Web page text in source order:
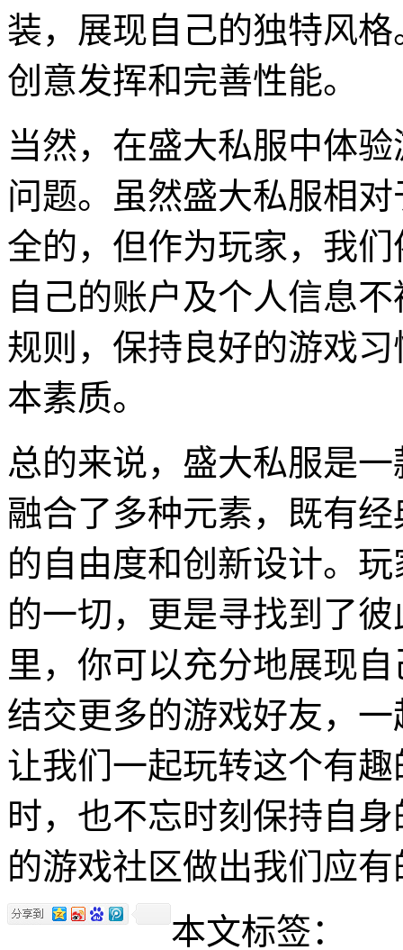
装，展现自己的独特风
创意发挥和完善性能。
当然，在盛大私服中体
问题。虽然盛大私服相
全的，但作为玩家，我
自己的账户及个人信息
规则，保持良好的游戏
本素质。
总的来说，盛大私服是
融合了多种元素，既有
的自由度和创新设计。
的一切，更是寻找到了
里，你可以充分地展现
结交更多的游戏好友，
让我们一起玩转这个有
时，也不忘时刻保持自
的游戏社区做出我们应
本文标签：